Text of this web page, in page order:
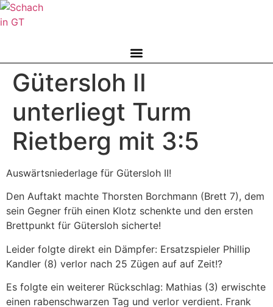
Zum
Inhalt
Gütersloh II
unterliegt Turm
Rietberg mit 3:5
Auswärtsniederlage für Gütersloh II!
Den Auftakt machte Thorsten Borchmann (Brett 7), dem
sein Gegner früh einen Klotz schenkte und den ersten
Brettpunkt für Gütersloh sicherte!
Leider folgte direkt ein Dämpfer: Ersatzspieler Phillip
Kandler (8) verlor nach 25 Zügen auf auf Zeit!?
Es folgte ein weiterer Rückschlag: Mathias (3) erwischte
einen rabenschwarzen Tag und verlor verdient. Frank